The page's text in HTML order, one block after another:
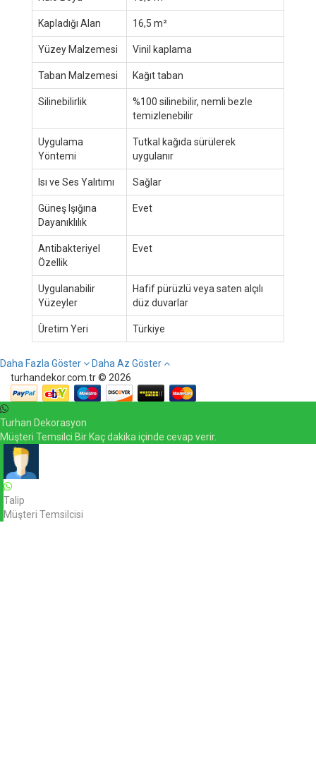
Kapladığı Alan 16,5 m²
Yüzey Malzemesi Vinil kaplama
Taban Malzemesi Kağıt taban
Silinebilirlik
%100 silinebilir, nemli bezle
temizlenebilir
Uygulama
Yöntemi
Tutkal kağıda sürülerek
uygulanır
Isı ve Ses Yalıtımı Sağlar
Güneş Işığına
Dayanıklılık
Evet
Antibakteriyel
Özellik
Evet
Uygulanabilir
Yüzeyler
Hafif pürüzlü veya saten alçılı
düz duvarlar
Üretim Yeri Türkiye
Daha Fazla Göster
Daha Az Göster
turhandekor.com.tr © 2026
Turhan Dekorasyon
Müşteri Temsilci Bir Kaç dakika içinde cevap verir.
Talip
Müşteri Temsilcisi